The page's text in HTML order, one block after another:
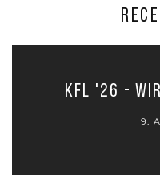
KFL '26 -
9.